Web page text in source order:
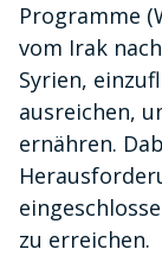
Programme
vom Irak
Syrien,
ausreichen,
ernähren.
zu erreichen.